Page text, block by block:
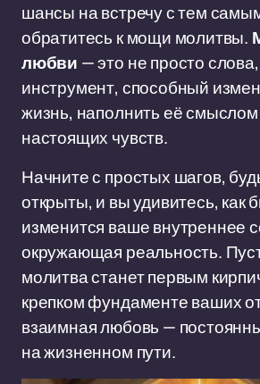
шансы на встречу с тем
обратитесь к мощи молитвы.
любви — это не просто
инструмент, способный
жизнь, наполнить её
настоящих чувств.
Начните с простых шагов,
открыты, и вы удивитесь, как
изменится ваше внутреннее
окружающая реальность.
молитва станет первым
крепком фундаменте ваших
взаимная любовь —
на жизненном пути.